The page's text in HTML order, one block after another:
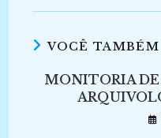
VOCÊ
MONITORIA